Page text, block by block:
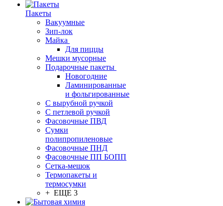
Пакеты
Вакуумные
Зип-лок
Майка
Для пиццы
Мешки мусорные
Подарочные пакеты
Новогодние
Ламинированные
и фольгированные
С вырубной ручкой
С петлевой ручкой
Фасовочные ПВД
Сумки
полипропиленовые
Фасовочные ПНД
Фасовочные ПП БОПП
Сетка-мешок
Термопакеты и
термосумки
+ ЕЩЕ 3